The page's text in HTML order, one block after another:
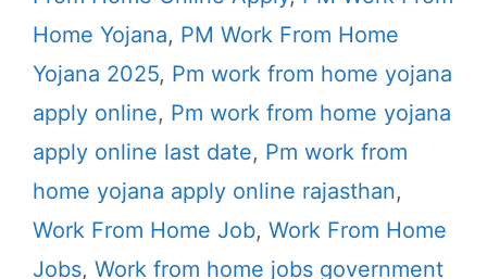
Home Yojana, PM Work From Home
Yojana 2025, Pm work from home yojana
apply online, Pm work from home yojana
apply online last date, Pm work from
home yojana apply online rajasthan,
Work From Home Job, Work From Home
Jobs, Work from home jobs government